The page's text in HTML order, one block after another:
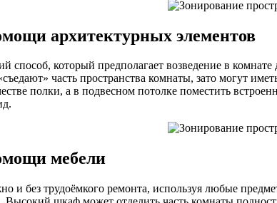
архитектурных элементов
способ, который предполагает возведение в
часть пространства комнаты, зато могут
полки, а в подвесном потолке поместить
мебели
и без трудоёмкого ремонта, используя любые